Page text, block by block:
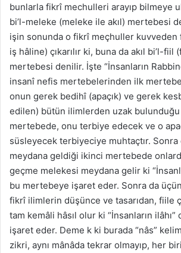
bunlarla fikrî mechulleri arayıp bilmeye
bi’l-meleke (meleke ile akıl) mertebesi
işin sonunda o fikrî meçhuller kuvveden
iş hâline) çıkarılır ki, buna da akıl bi’l-fiil
mertebesi denilir. İşte “İnsanların Rabbine
insanî nefis mertebelerinden ilk
onun gerek bedihî (apaçık) ve gerek
edilen) bütün ilimlerden uzak
mertebede, onu terbiye edecek ve o
süsleyecek terbiyeciye muhtaçtır. Sonra
meydana geldiği ikinci mertebede
geçme melekesi meydana gelir ki
bu mertebeye işaret eder. Sonra da
fikrî ilimlerin düşünce ve tasarıdan, fiile
tam kemâli hâsıl olur ki “İnsanların
işaret eder. Deme k ki burada “nâs”
zikri, aynı mânâda tekrar olmayıp, her